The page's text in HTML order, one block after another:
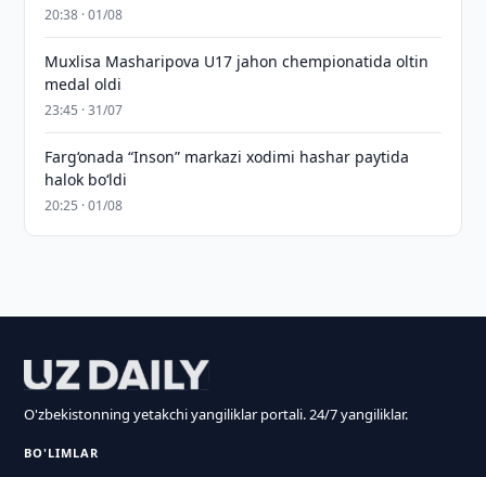
20:38 · 01/08
Muxlisa Masharipova U17 jahon chempionatida oltin
medal oldi
23:45 · 31/07
Farg‘onada “Inson” markazi xodimi hashar paytida
halok bo‘ldi
20:25 · 01/08
O'zbekistonning yetakchi yangiliklar portali. 24/7 yangiliklar.
BO'LIMLAR